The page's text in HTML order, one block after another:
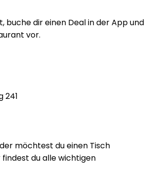
buche dir einen Deal in der App und
vor.
241
möchtest du einen Tisch
findest du alle wichtigen